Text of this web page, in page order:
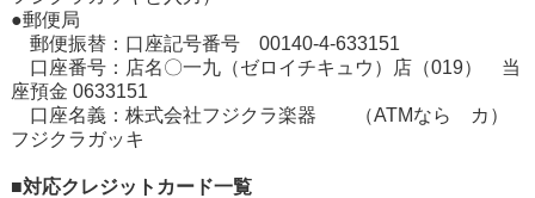
●郵便局
郵便振替：口座記号番号 00140-4-633151
口座番号：店名〇一九（ゼロイチキュウ）店（019） 当
座預金 0633151
口座名義：株式会社フジクラ楽器 （ATMなら カ）
フジクラガッキ
■対応クレジットカード一覧